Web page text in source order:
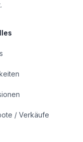
/ Verkäufe